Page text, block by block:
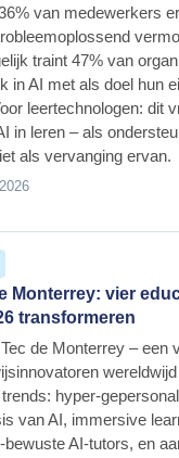
van medewerkers
traint 47% van
in AI met als doel hun
leertechnologen: dit
in leren – als
als vervanging ervan.
Monterrey: vier
transformeren
de Monterrey – een
hyper-
van AI, immersive
AI-tutors, en